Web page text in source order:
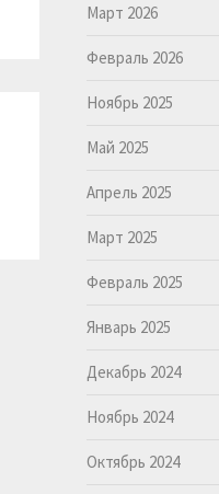
Март 2026
Февраль 2026
Ноябрь 2025
Май 2025
Апрель 2025
Март 2025
Февраль 2025
Январь 2025
Декабрь 2024
Ноябрь 2024
Октябрь 2024